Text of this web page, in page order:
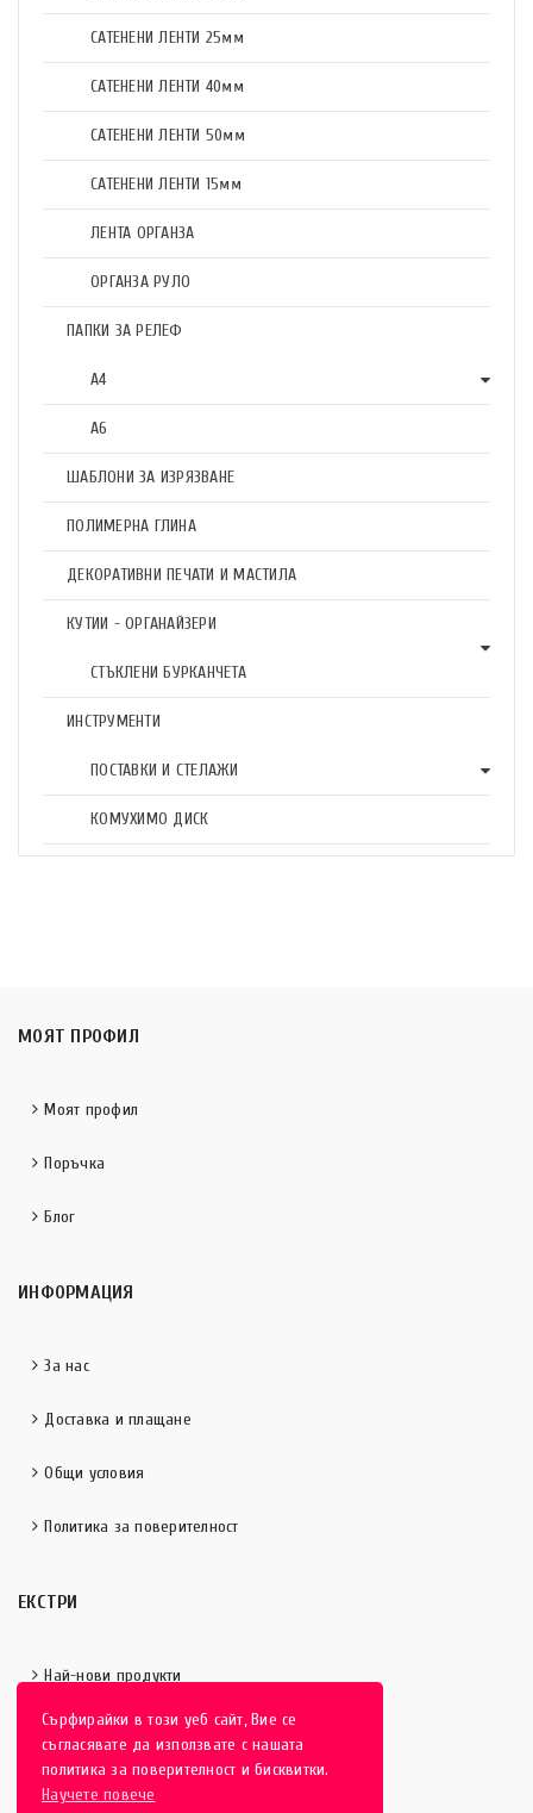
Сърфирайки в този уеб сайт, Вие се
съгласявате да използвате с нашата
политика за поверителност и бисквитки.
Научете повече
САТЕНЕНИ ЛЕНТИ 25мм
САТЕНЕНИ ЛЕНТИ 40мм
САТЕНЕНИ ЛЕНТИ 50мм
САТЕНЕНИ ЛЕНТИ 15мм
ЛЕНТА ОРГАНЗА
ОРГАНЗА РУЛО
ПАПКИ ЗА РЕЛЕФ
А4
А6
ШАБЛОНИ ЗА ИЗРЯЗВАНЕ
ПОЛИМЕРНА ГЛИНА
ДЕКОРАТИВНИ ПЕЧАТИ И МАСТИЛА
КУТИИ - ОРГАНАЙЗЕРИ
СТЪКЛЕНИ БУРКАНЧЕТА
ИНСТРУМЕНТИ
ПОСТАВКИ И СТЕЛАЖИ
КОМУХИМО ДИСК
МОЯТ ПРОФИЛ
Моят профил
Поръчка
Блог
ИНФОРМАЦИЯ
За нас
Доставка и плащане
Общи условия
Политика за поверителност
ЕКСТРИ
Най-нови продукти
Отличени продукти